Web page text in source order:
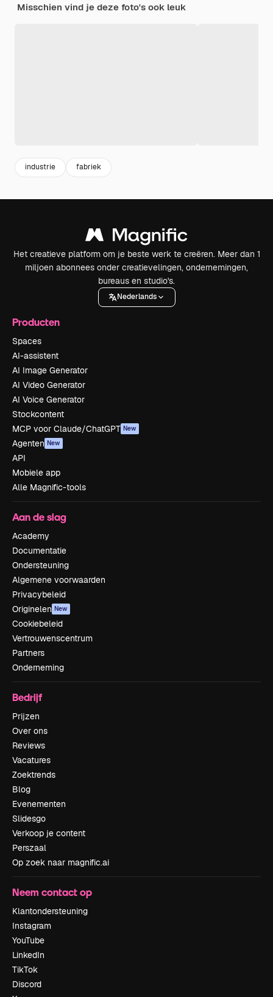
Misschien vind je deze foto's ook leuk
industrie fabriek
Het creatieve platform om je beste werk te creëren. Meer dan 1
miljoen abonnees onder creatievelingen, ondernemingen,
bureaus en studio's.
Nederlands
Producten
Spaces
AI-assistent
AI Image Generator
AI Video Generator
AI Voice Generator
Stockcontent
MCP voor Claude/ChatGPT New
Agenten New
API
Mobiele app
Alle Magnific-tools
Aan de slag
Academy
Documentatie
Ondersteuning
Algemene voorwaarden
Privacybeleid
Originelen New
Cookiebeleid
Vertrouwenscentrum
Partners
Onderneming
Bedrijf
Prijzen
Over ons
Reviews
Vacatures
Zoektrends
Blog
Evenementen
Slidesgo
Verkoop je content
Perszaal
Op zoek naar magnific.ai
Neem contact op
Klantondersteuning
Instagram
YouTube
LinkedIn
TikTok
Discord